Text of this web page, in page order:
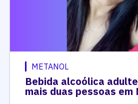
METANOL
Bebida alcoólica
mais duas pessoas em